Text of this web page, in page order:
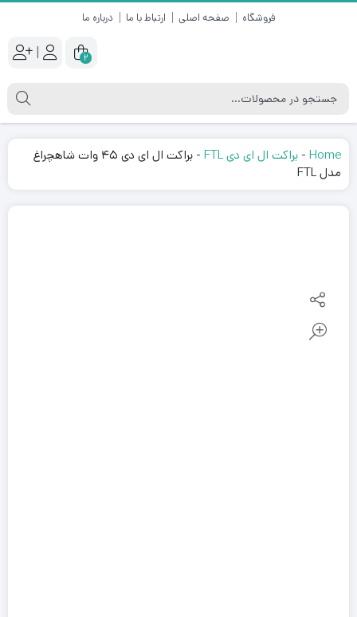
فروشگاه صفحه اصلی ارتباط با ما درباره ما
2
|
Home
- براکت ال ای دی FTL -
براکت ال ای دی ۴۵ وات شاهچراغ
مدل FTL